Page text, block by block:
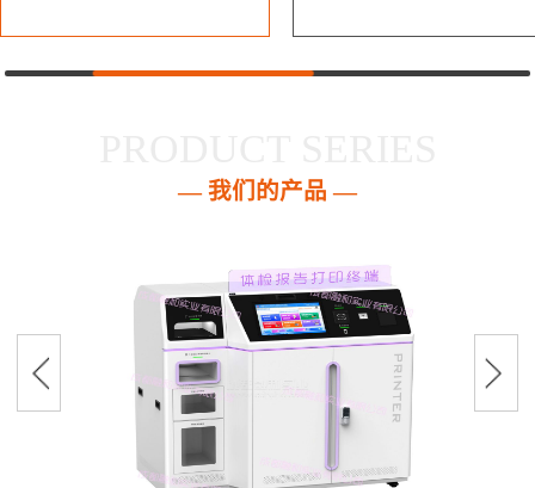
— 我们的产品 —